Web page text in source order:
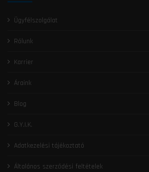
Ügyfélszolgálat
Rólunk
Karrier
Áraink
Blog
G.Y.I.K.
Adatkezelési tájékoztató
Általános szerződési feltételek